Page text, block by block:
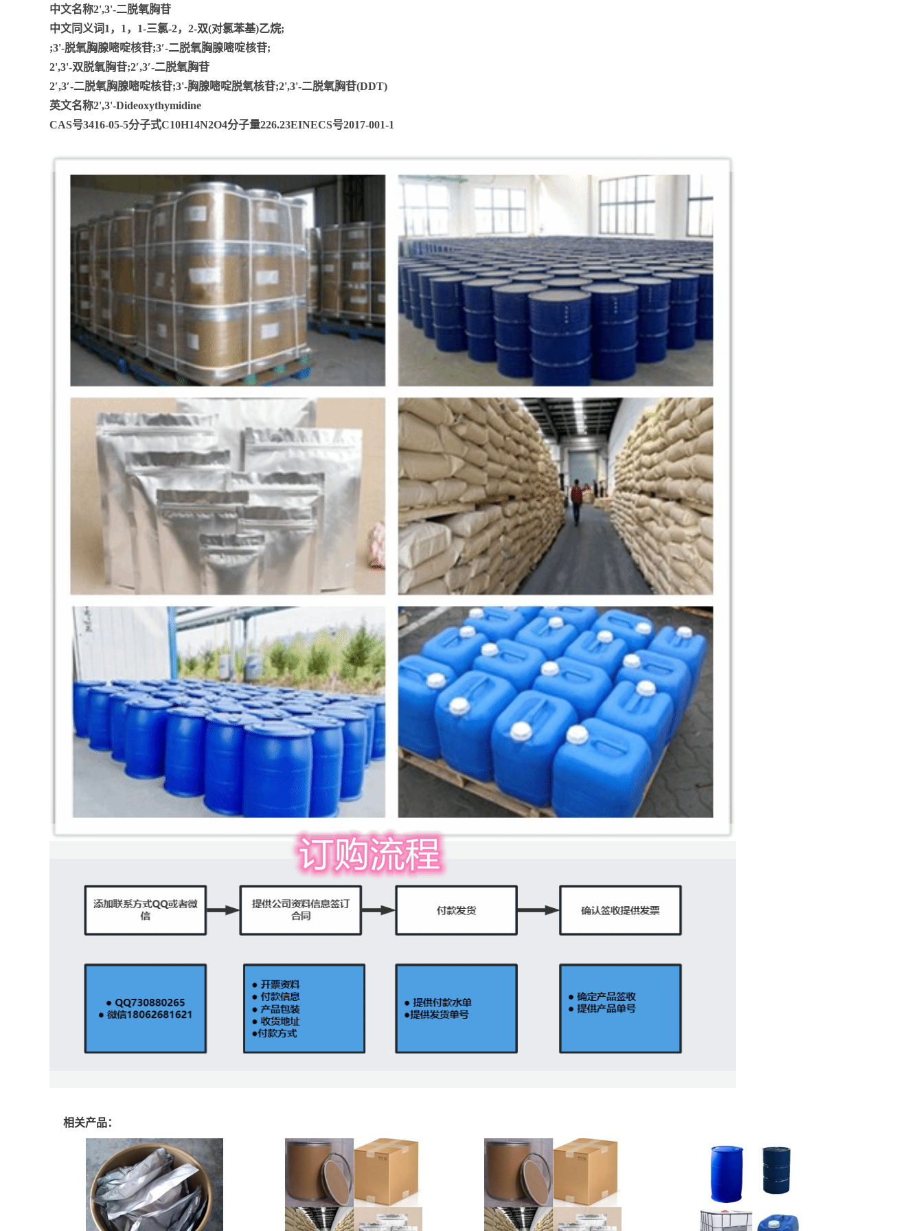
中文名称2',3'-二脱氧胸苷
中文同义词1，1，1-三氯-2，2-双(对氯苯基)乙烷;
;3'-脱氧胸腺嘧啶核苷;3′-二脱氧胸腺嘧啶核苷;
2',3'-双脱氧胸苷;2′,3′-二脱氧胸苷
2′,3′-二脱氧胸腺嘧啶核苷;3'-胸腺嘧啶脱氧核苷;2',3'-二脱氧胸苷(DDT)
英文名称2',3'-Dideoxythymidine
CAS号3416-05-5分子式C10H14N2O4分子量226.23EINECS号2017-001-1
相关产品：